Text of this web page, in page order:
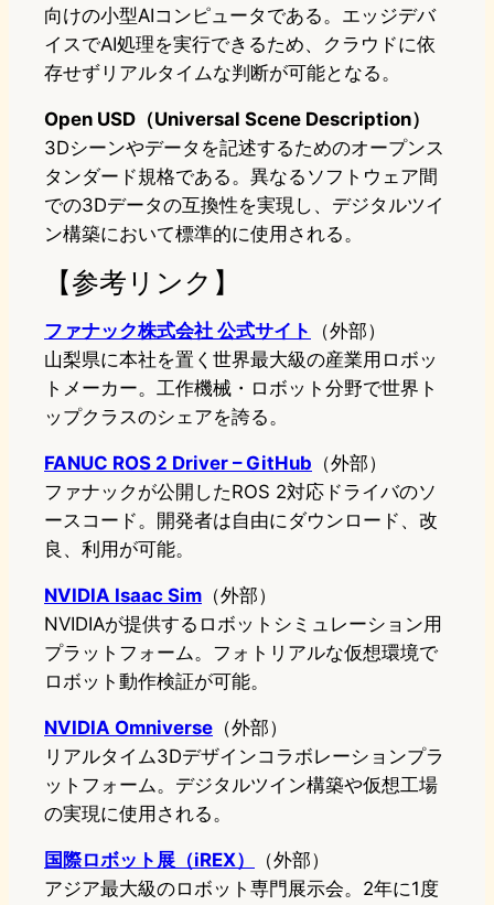
向けの小型AIコンピュータである。エッジデバ
イスでAI処理を実行できるため、クラウドに依
存せずリアルタイムな判断が可能となる。
Open USD（Universal Scene Description）
3Dシーンやデータを記述するためのオープンス
タンダード規格である。異なるソフトウェア間
での3Dデータの互換性を実現し、デジタルツイ
ン構築において標準的に使用される。
【参考リンク】
ファナック株式会社 公式サイト
（外部）
山梨県に本社を置く世界最大級の産業用ロボッ
トメーカー。工作機械・ロボット分野で世界ト
ップクラスのシェアを誇る。
FANUC ROS 2 Driver – GitHub （外部）
ファナックが公開したROS 2対応ドライバのソ
ースコード。開発者は自由にダウンロード、改
良、利用が可能。
NVIDIA Isaac Sim （外部）
NVIDIAが提供するロボットシミュレーション用
プラットフォーム。フォトリアルな仮想環境で
ロボット動作検証が可能。
NVIDIA Omniverse （外部）
リアルタイム3Dデザインコラボレーションプラ
ットフォーム。デジタルツイン構築や仮想工場
の実現に使用される。
国際ロボット展（iREX）
（外部）
アジア最大級のロボット専門展示会。2年に1度